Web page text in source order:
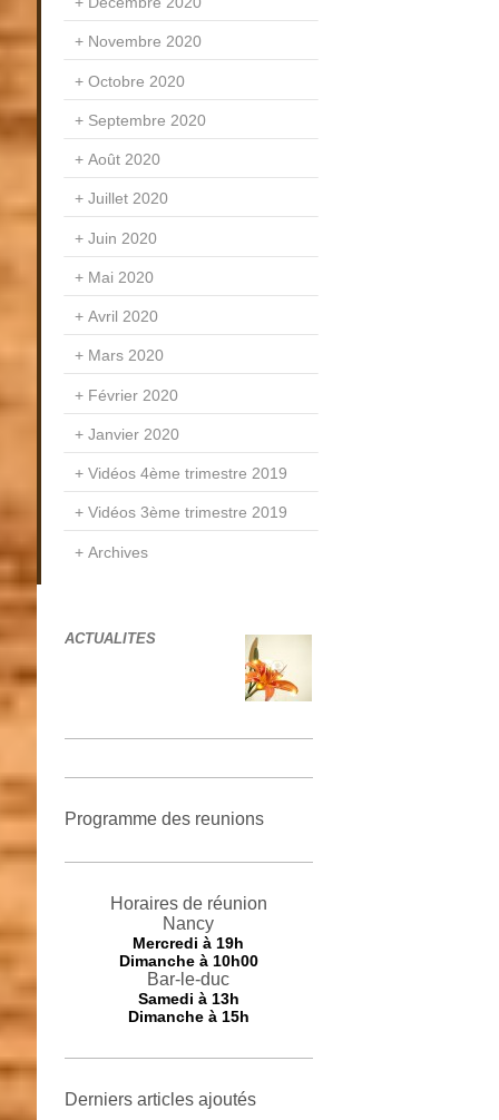
Novembre 2020
Octobre 2020
Septembre 2020
Août 2020
Juillet 2020
Juin 2020
Mai 2020
Avril 2020
Mars 2020
Février 2020
Janvier 2020
Vidéos 4ème trimestre 2019
Vidéos 3ème trimestre 2019
Archives
ACTUALITES
Programme des reunions
Horaires de réunion
Nancy
Mercredià 19h
Dimanche à 10h00
Bar-le-duc
Samedi à 13h
Dimanche à 15h
Derniers articles ajoutés